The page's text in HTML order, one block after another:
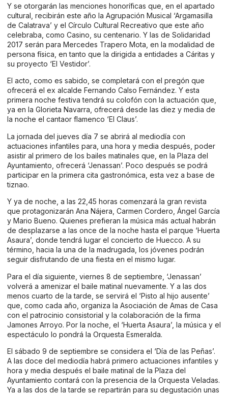
Y se otorgarán las menciones honoríficas que, en el apartado
cultural, recibirán este año la Agrupación Musical ‘Argamasilla
de Calatrava’ y el Círculo Cultural Recreativo que este año
celebraba, como Casino, su centenario. Y las de Solidaridad
2017 serán para Mercedes Trapero Mota, en la modalidad de
persona física, en tanto que la dirigida a entidades a Cáritas y
su proyecto ‘El Vestidor’.
El acto, como es sabido, se completará con el pregón que
ofrecerá el ex alcalde Fernando Calso Fernández. Y esta
primera noche festiva tendrá su colofón con la actuación que,
ya en la Glorieta Navarra, ofrecerá desde las diez y media de
la noche el cantaor flamenco ‘El Claus’.
La jornada del jueves día 7 se abrirá al mediodía con
actuaciones infantiles para, una hora y media después, poder
asistir al primero de los bailes matinales que, en la Plaza del
Ayuntamiento, ofrecerá ‘Jenassan’. Poco después se podrá
participar en la primera cita gastronómica, esta vez a base de
tiznao.
Y ya de noche, a las 22,45 horas comenzará la gran revista
que protagonizarán Ana Nájera, Carmen Cordero, Ángel García
y Mario Bueno. Quienes prefieran la música más actual habrán
de desplazarse a las once de la noche hasta el parque ‘Huerta
Asaura’, donde tendrá lugar el concierto de Huecco. A su
término, hacia la una de la madrugada, los jóvenes podrán
seguir disfrutando de una fiesta en el mismo lugar.
Para el día siguiente, viernes 8 de septiembre, ‘Jenassan’
volverá a amenizar el baile matinal nuevamente. Y a las dos
menos cuarto de la tarde, se servirá el ‘Pisto al hijo ausente’
que, como cada año, organiza la Asociación de Amas de Casa
con el patrocinio consistorial y la colaboración de la firma
Jamones Arroyo. Por la noche, el ‘Huerta Asaura’, la música y el
espectáculo lo pondrá la Orquesta Esmeralda.
El sábado 9 de septiembre se considera el ‘Día de las Peñas’.
A las doce del mediodía habrá primero actuaciones infantiles y
hora y media después el baile matinal de la Plaza del
Ayuntamiento contará con la presencia de la Orquesta Veladas.
Ya a las dos de la tarde se repartirán para su degustación unas